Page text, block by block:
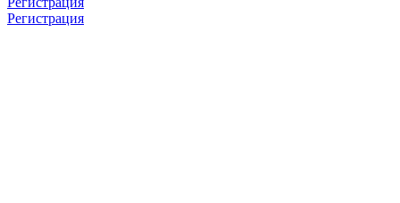
Регистрация